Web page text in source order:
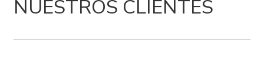
NUESTROS CLIENTES